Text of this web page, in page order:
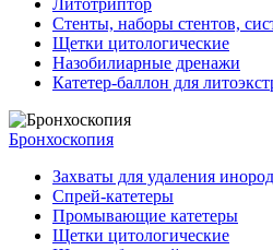
Стенты, наборы стентов,
Щетки цитологические
Назобилиарные дренажи
Катетер-баллон для
Бронхоскопия
Захваты для удаления
Спрей-катетеры
Промывающие катетеры
Щетки цитологические